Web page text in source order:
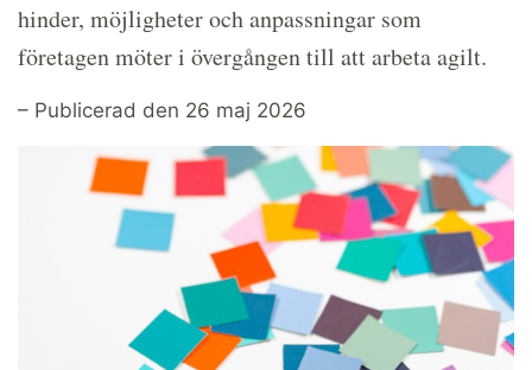
hinder, möjligheter och anpassningar som
företagen möter i övergången till att arbeta agilt.
– Publicerad den 26 maj 2026